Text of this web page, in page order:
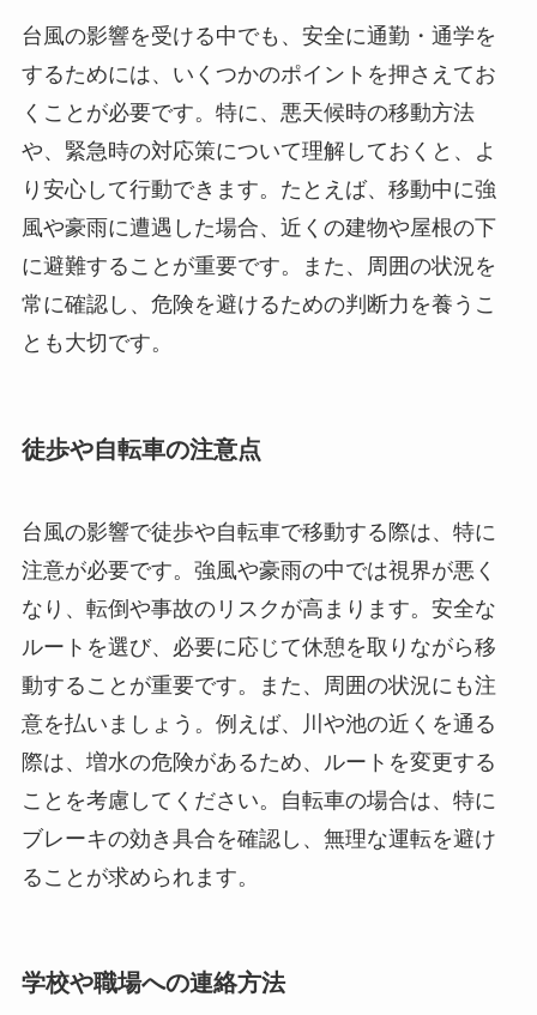
台風の影響を受ける中でも、安全に通勤・通学を
するためには、いくつかのポイントを押さえてお
くことが必要です。特に、悪天候時の移動方法
や、緊急時の対応策について理解しておくと、よ
り安心して行動できます。たとえば、移動中に強
風や豪雨に遭遇した場合、近くの建物や屋根の下
に避難することが重要です。また、周囲の状況を
常に確認し、危険を避けるための判断力を養うこ
とも大切です。
徒歩や自転車の注意点
台風の影響で徒歩や自転車で移動する際は、特に
注意が必要です。強風や豪雨の中では視界が悪く
なり、転倒や事故のリスクが高まります。安全な
ルートを選び、必要に応じて休憩を取りながら移
動することが重要です。また、周囲の状況にも注
意を払いましょう。例えば、川や池の近くを通る
際は、増水の危険があるため、ルートを変更する
ことを考慮してください。自転車の場合は、特に
ブレーキの効き具合を確認し、無理な運転を避け
ることが求められます。
学校や職場への連絡方法